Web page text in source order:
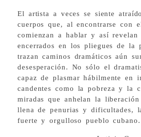
El artista a veces se siente
cuerpos que, al encontrarse con
comienzan a hablar y así revelan
encerrados en los pliegues de la
trazan caminos dramáticos aún
desesperación. No sólo el
capaz de plasmar hábilmente en
candentes como la pobreza y la
miradas que anhelan la
llena de penurias y dificultades,
fuerte y orgulloso pueblo cubano.